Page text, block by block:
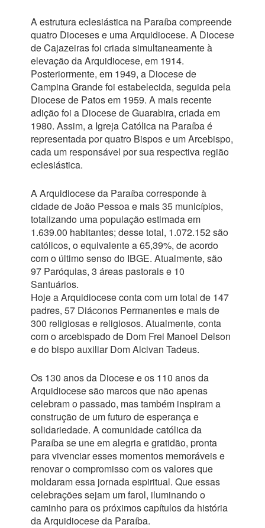
A estrutura eclesiástica na Paraíba compreende
quatro Dioceses e uma Arquidiocese. A Diocese
de Cajazeiras foi criada simultaneamente à
elevação da Arquidiocese, em 1914.
Posteriormente, em 1949, a Diocese de
Campina Grande foi estabelecida, seguida pela
Diocese de Patos em 1959. A mais recente
adição foi a Diocese de Guarabira, criada em
1980. Assim, a Igreja Católica na Paraíba é
representada por quatro Bispos e um Arcebispo,
cada um responsável por sua respectiva região
eclesiástica.
A Arquidiocese da Paraíba corresponde à
cidade de João Pessoa e mais 35 municípios,
totalizando uma população estimada em
1.639.00 habitantes; desse total, 1.072.152 são
católicos, o equivalente a 65,39%, de acordo
com o último senso do IBGE. Atualmente, são
97 Paróquias, 3 áreas pastorais e 10
Santuários.
Hoje a Arquidiocese conta com um total de 147
padres, 57 Diáconos Permanentes e mais de
300 religiosas e religiosos. Atualmente, conta
com o arcebispado de Dom Frei Manoel Delson
e do bispo auxiliar Dom Alcivan Tadeus.
Os 130 anos da Diocese e os 110 anos da
Arquidiocese são marcos que não apenas
celebram o passado, mas também inspiram a
construção de um futuro de esperança e
solidariedade. A comunidade católica da
Paraíba se une em alegria e gratidão, pronta
para vivenciar esses momentos memoráveis e
renovar o compromisso com os valores que
moldaram essa jornada espiritual. Que essas
celebrações sejam um farol, iluminando o
caminho para os próximos capítulos da história
da Arquidiocese da Paraíba.